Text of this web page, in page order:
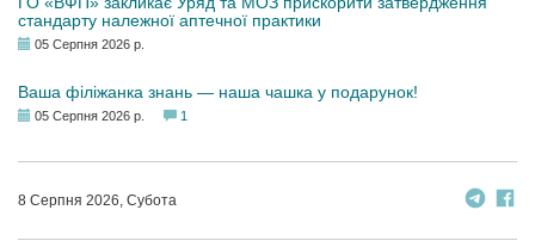
стандарту належної аптечної практики
05 Серпня 2026 р.
Ваша філіжанка знань — наша чашка у подарунок!
05 Серпня 2026 р. 1
8 Серпня 2026, Субота